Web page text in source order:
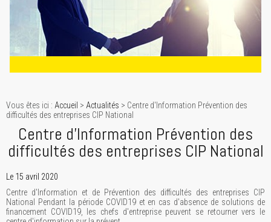
Vous êtes ici : Accueil > Actualités > Centre d'Information Prévention des
difficultés des entreprises CIP National
Centre d'Information Prévention des
difficultés des entreprises CIP National
Le 15 avril 2020
Centre d'Information et de Prévention des difficultés des entreprises CIP
National Pendant la période COVID19 et en cas d'absence de solutions de
financement COVID19, les chefs d'entreprise peuvent se retourner vers le